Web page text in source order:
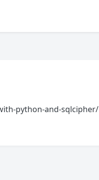
python-and-sqlcipher/